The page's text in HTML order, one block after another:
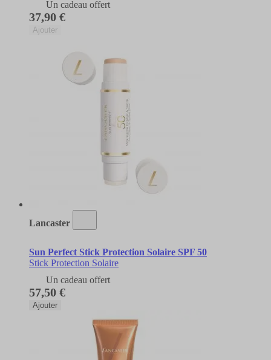
Un cadeau offert
37,90 €
Ajouter
Lancaster
Sun Perfect Stick Protection Solaire SPF 50
Stick Protection Solaire
Un cadeau offert
57,50 €
Ajouter